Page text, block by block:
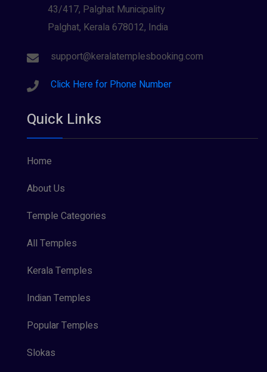
43/417, Palghat Municipality
Palghat, Kerala 678012, India
support@keralatemplesbooking.com
Click Here for Phone Number
Quick Links
Home
About Us
Temple Categories
All Temples
Kerala Temples
Indian Temples
Popular Temples
Slokas